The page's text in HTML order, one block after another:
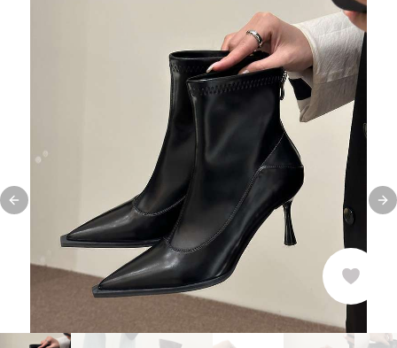
Previous slide